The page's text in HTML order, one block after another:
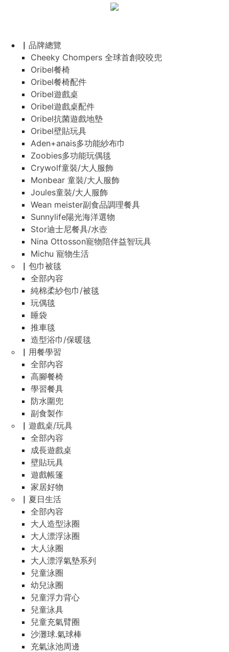
▏品牌總覽
Cheeky Chompers 全球首創咬咬兜
Oribel餐椅
Oribel餐椅配件
Oribel遊戲桌
Oribel遊戲桌配件
Oribel抗菌遊戲地墊
Oribel壁貼玩具
Aden+anais多功能紗布巾
Zoobies多功能玩偶毯
Crywolf童裝/大人服飾
Monbear 童裝/大人服飾
Joules童裝/大人服飾
Wean meister副食品調理餐具
Sunnylife陽光海洋選物
Stor迪士尼餐具/水壺
Nina Ottosson寵物陪伴益智玩具
Michu 寵物生活
▏包巾被毯
全部內容
純棉柔紗包巾/被毯
玩偶毯
睡袋
推車毯
造型浴巾/保暖毯
▏用餐學習
全部內容
高腳餐椅
學習餐具
防水圍兜
副食製作
▏遊戲桌/玩具
全部內容
成長遊戲桌
壁貼玩具
遊戲帳篷
家居好物
▏夏日生活
全部內容
大人造型泳圈
大人漂浮泳圈
大人泳圈
大人漂浮氣墊系列
兒童泳圈
幼兒泳圈
兒童浮力背心
兒童泳具
兒童充氣臂圈
沙灘球.氣球棒
充氣泳池周邊